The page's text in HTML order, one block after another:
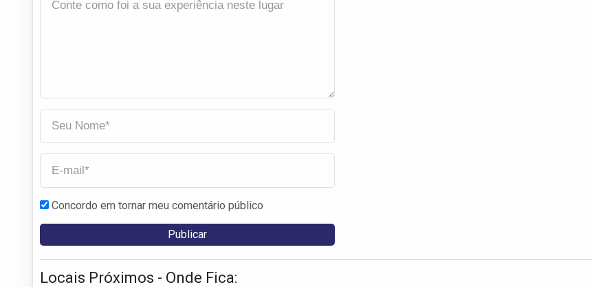
Concordo em tornar meu comentário público
Locais Próximos - Onde Fica: